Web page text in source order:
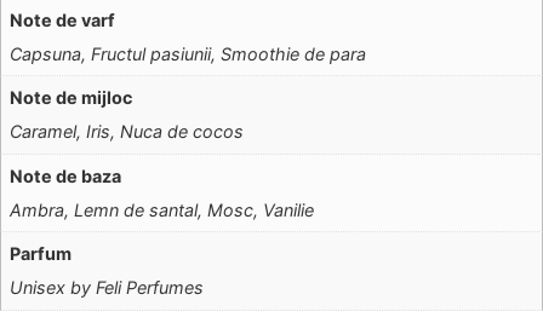
Note de varf
Capsuna, Fructul pasiunii, Smoothie de para
Note de mijloc
Caramel, Iris, Nuca de cocos
Note de baza
Ambra, Lemn de santal, Mosc, Vanilie
Parfum
Unisex by Feli Perfumes